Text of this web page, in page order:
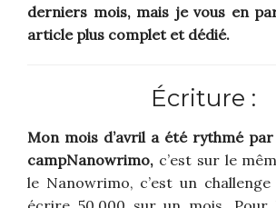
derniers mois, mais je vous en
article plus complet et dédié.
Écriture :
Mon mois d’avril a été rythmé
campNanowrimo, c’est sur le
le Nanowrimo, c’est un